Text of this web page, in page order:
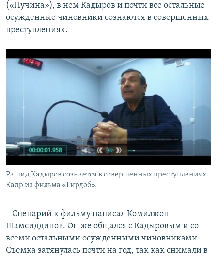
(«Пучина»), в нем Кадыров и почти все остальные
осужденные чиновники сознаются в совершенных
преступлениях.
Рашид Кадыров сознается в совершенных преступлениях.
Кадр из фильма «Гирдоб».
– Сценарий к фильму написал Комилжон
Шамсиддинов. Он же общался с Кадыровым и со
всеми остальными осужденными чиновниками.
Съемка затянулась почти на год, так как снимали в